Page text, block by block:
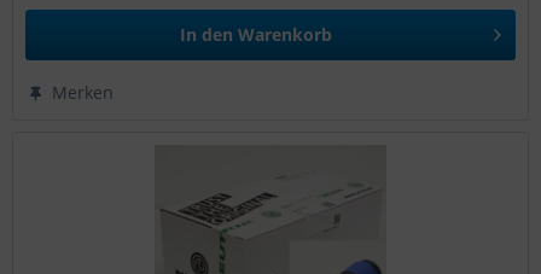
In den Warenkorb
Merken